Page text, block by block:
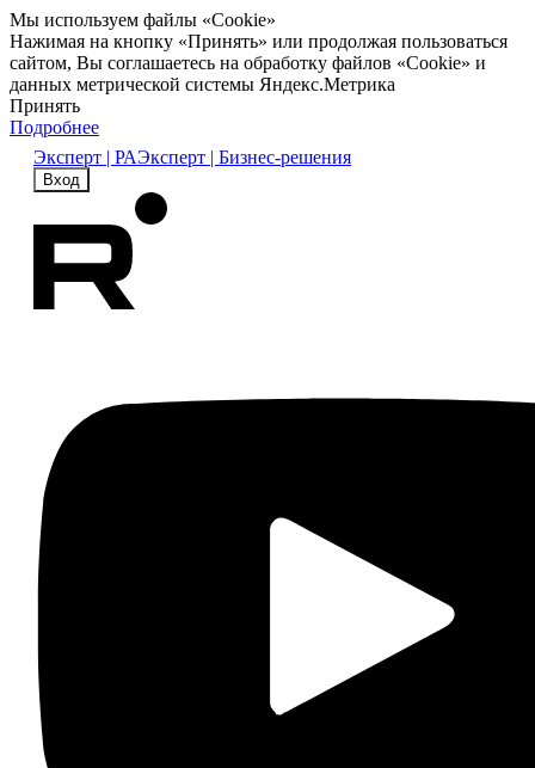
Мы используем файлы «Cookie»
Нажимая на кнопку «Принять» или продолжая пользоваться
сайтом, Вы соглашаетесь на обработку файлов «Cookie» и
данных метрической системы Яндекс.Метрика
Принять
Подробнее
Эксперт | РАЭксперт | Бизнес-решения
Вход